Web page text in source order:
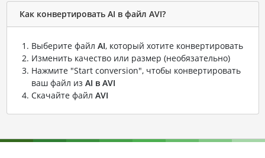
Как конвертировать AI в файл AVI?
Выберите файл AI, который хотите конвертировать
Изменить качество или размер (необязательно)
Нажмите "Start conversion", чтобы конвертировать
ваш файл из AI в AVI
Скачайте файл AVI